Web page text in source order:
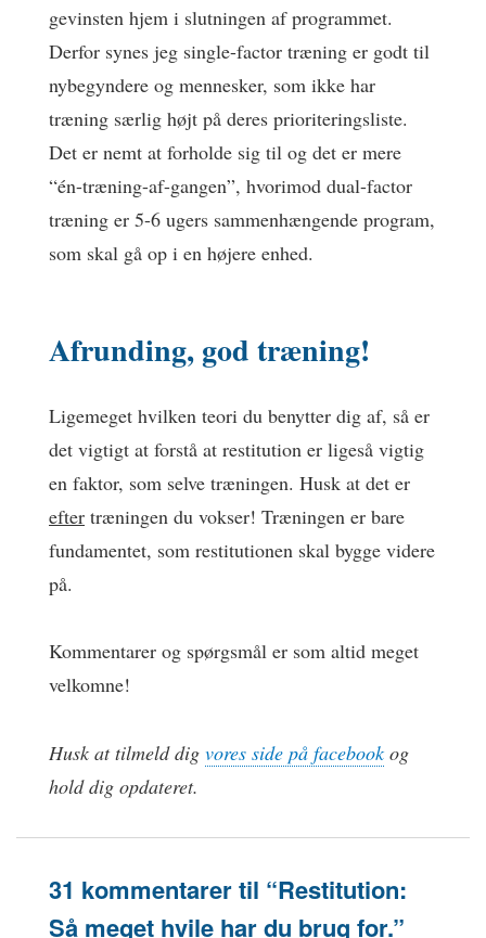
gevinsten hjem i slutningen af programmet.
Derfor synes jeg single-factor træning er godt til
nybegyndere og mennesker, som ikke har
træning særlig højt på deres prioriteringsliste.
Det er nemt at forholde sig til og det er mere
“én-træning-af-gangen”, hvorimod dual-factor
træning er 5-6 ugers sammenhængende program,
som skal gå op i en højere enhed.
Afrunding, god træning!
Ligemeget hvilken teori du benytter dig af, så er
det vigtigt at forstå at restitution er ligeså vigtig
en faktor, som selve træningen. Husk at det er
efter træningen du vokser! Træningen er bare
fundamentet, som restitutionen skal bygge videre
på.
Kommentarer og spørgsmål er som altid meget
velkomne!
Husk at tilmeld dig vores side på facebookog
hold dig opdateret.
31 kommentarer til “Restitution:
Så meget hvile har du brug for.”